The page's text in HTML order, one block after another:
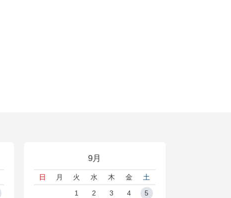
9月
日 月 火 水 木 金
土
1
2 3 4 5